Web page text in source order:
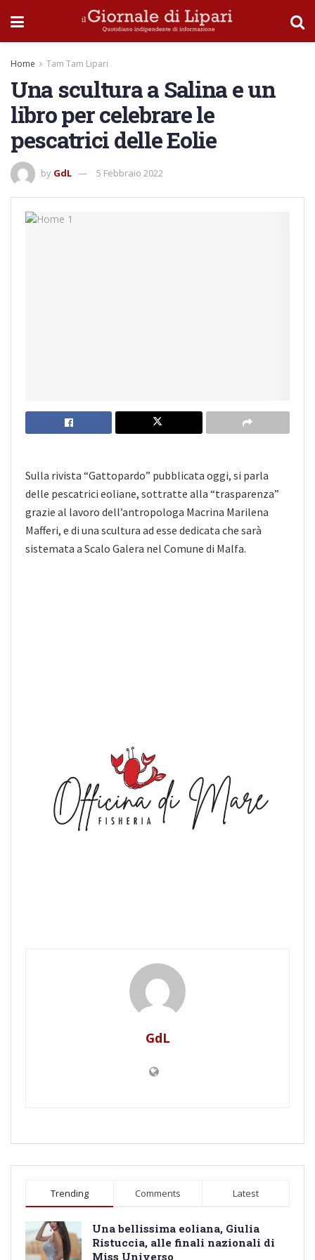
Home Tam Tam Lipari
Una scultura a Salina e un
libro per celebrare le
pescatrici delle Eolie
by GdL 5 Febbraio 2022
Sulla rivista “Gattopardo” pubblicata oggi, si parla
delle pescatrici eoliane, sottratte alla “trasparenza”
grazie al lavoro dell’antropologa Macrina Marilena
Mafferi, e di una scultura ad esse dedicata che sarà
sistemata a Scalo Galera nel Comune di Malfa.
GdL
Trending Comments Latest
Una bellissima eoliana, Giulia
Ristuccia, alle finali nazionali di
Miss Universo